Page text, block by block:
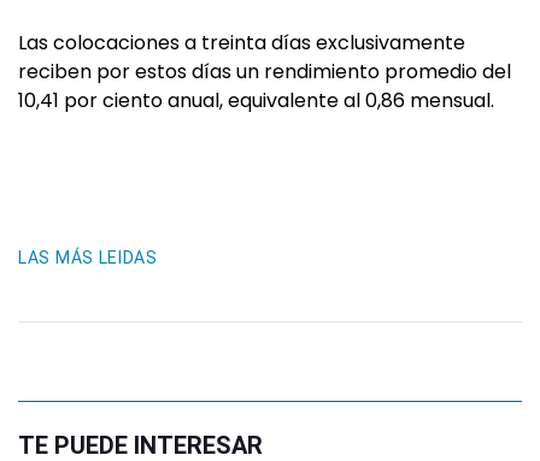
Las colocaciones a treinta días exclusivamente
reciben por estos días un rendimiento promedio del
10,41 por ciento anual, equivalente al 0,86 mensual.
LAS MÁS LEIDAS
TE PUEDE INTERESAR